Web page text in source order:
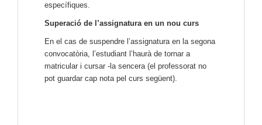
específiques.
Superació de l’assignatura en un nou curs
En el cas de suspendre l’assignatura en la segona
convocatòria, l’estudiant l’haurà de tornar a
matricular i cursar -la sencera (el professorat no
pot guardar cap nota pel curs següent).